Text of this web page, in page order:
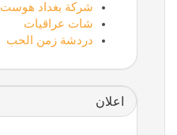
شركة بغداد هوست
شات عراقيات
دردشة زمن الحب
اعلان